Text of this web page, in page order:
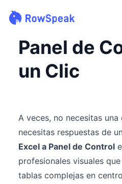
Panel de
un Clic
A veces, no necesitas
necesitas respuestas de
Excel a Panel de Control
profesionales visuales
tablas complejas en